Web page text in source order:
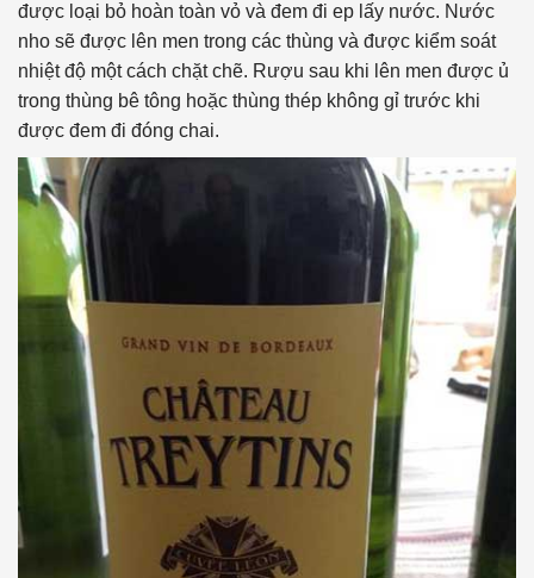
được loại bỏ hoàn toàn vỏ và đem đi ep lấy nước. Nước
nho sẽ được lên men trong các thùng và được kiểm soát
nhiệt độ một cách chặt chẽ. Rượu sau khi lên men được ủ
trong thùng bê tông hoặc thùng thép không gỉ trước khi
được đem đi đóng chai.